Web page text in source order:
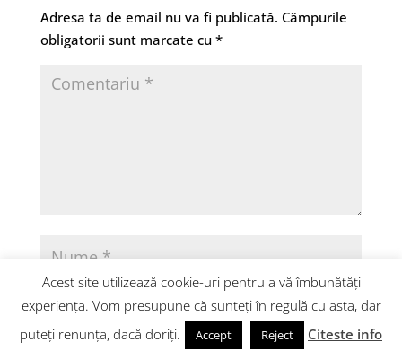
Adresa ta de email nu va fi publicată. Câmpurile
obligatorii sunt marcate cu *
Acest site utilizează cookie-uri pentru a vă îmbunătăți
experiența. Vom presupune că sunteți în regulă cu asta, dar
puteți renunța, dacă doriți.
Accept Reject Citeste info